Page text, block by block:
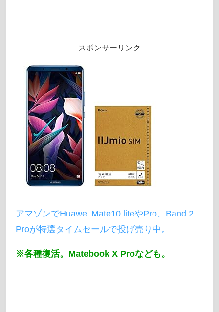
スポンサーリンク
アマゾンでHuawei Mate10 liteやPro、Band 2
Proが特選タイムセールで投げ売り中。
※各種復活。Matebook X Proなども。